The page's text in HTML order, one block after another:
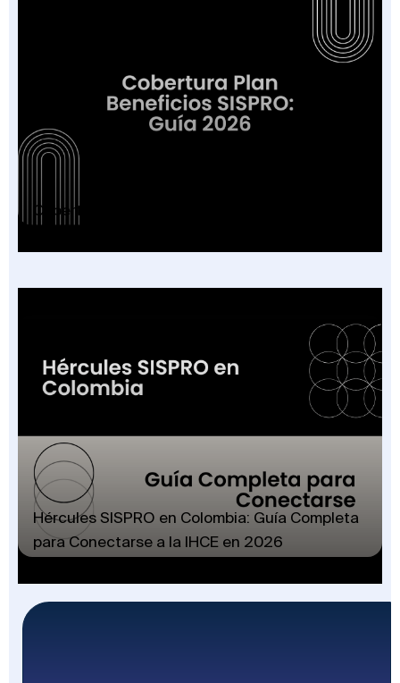
Cobertura Plan Beneficios SISPRO: Guía 2026
Hércules SISPRO en Colombia: Guía Completa
para Conectarse a la IHCE en 2026